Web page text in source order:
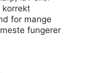
for mange
fungerer